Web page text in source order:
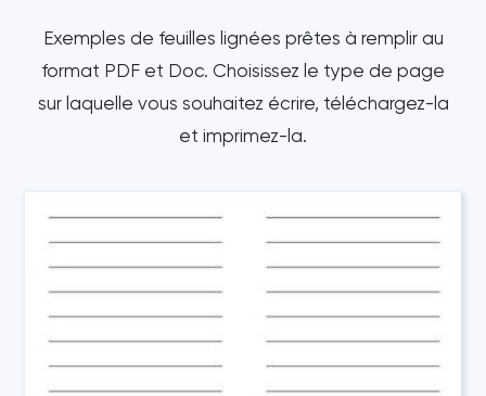
Exemples de feuilles lignées prêtes à remplir au
format PDF et Doc. Choisissez le type de page
sur laquelle vous souhaitez écrire, téléchargez-la
et imprimez-la.